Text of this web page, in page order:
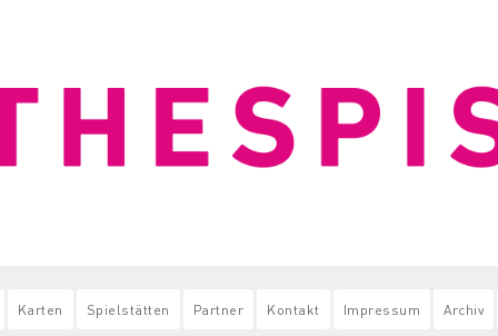
Karten Spielstätten Partner Kontakt Impressum Archiv